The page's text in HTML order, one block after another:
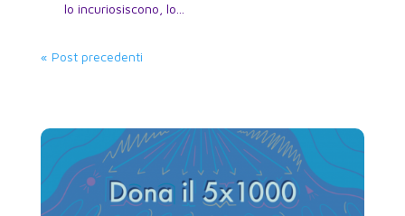
lo incuriosiscono, lo...
« Post precedenti